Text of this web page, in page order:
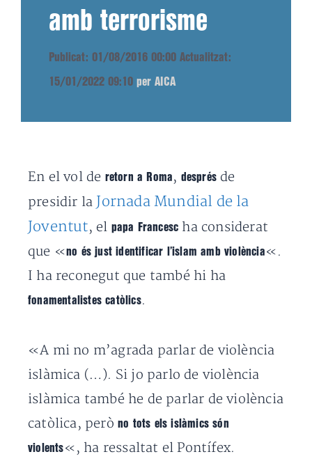
amb terrorisme
Publicat: 01/08/2016 00:00 Actualitzat:
15/01/2022 09:10 per AICA
En el vol de retorn a Roma , després de
presidir la Jornada Mundial de la
Joventut, el papa Francesc ha considerat
que «no és just identificar l’islam amb violència «.
I ha reconegut que també hi ha
fonamentalistes catòlics.
«A mi no m’agrada parlar de violència
islàmica (…). Si jo parlo de violència
islàmica també he de parlar de violència
catòlica, però no tots els islàmics són
violents «, ha ressaltat el Pontífex.